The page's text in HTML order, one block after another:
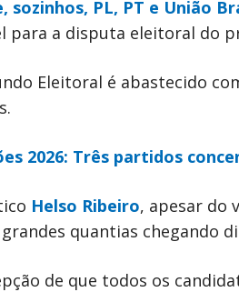
sozinhos, PL, PT e União
para a disputa eleitoral do
Eleitoral é abastecido
2026: Três partidos
Helso Ribeiro, apesar do
quantias chegando
de que todos os